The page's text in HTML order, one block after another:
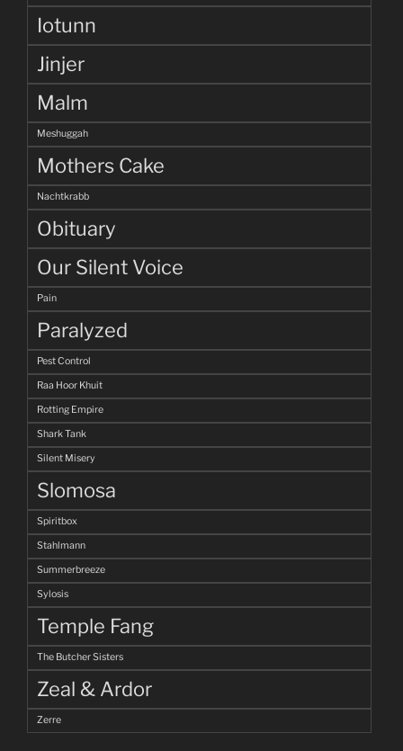
Iotunn
Jinjer
Malm
Meshuggah
Mothers Cake
Nachtkrabb
Obituary
Our Silent Voice
Pain
Paralyzed
Pest Control
Raa Hoor Khuit
Rotting Empire
Shark Tank
Silent Misery
Slomosa
Spiritbox
Stahlmann
Summerbreeze
Sylosis
Temple Fang
The Butcher Sisters
Zeal & Ardor
Zerre